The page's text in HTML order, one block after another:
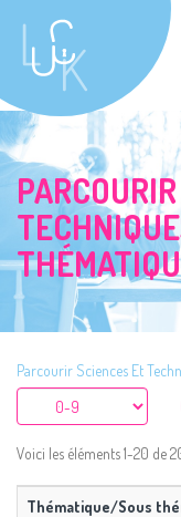
Parcourir Sciences Et
Voici les éléments 1-20 de
Thématique/Sous